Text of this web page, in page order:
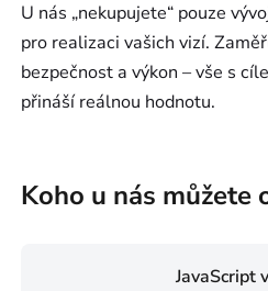
U nás „nekupujete“ pouze
pro realizaci vašich vizí.
bezpečnost a výkon – vše s
přináší reálnou hodnotu.
Koho u nás můžete
JavaScript